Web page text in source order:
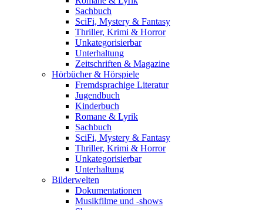
Sachbuch
SciFi, Mystery & Fantasy
Thriller, Krimi & Horror
Unkategorisierbar
Unterhaltung
Zeitschriften & Magazine
Hörbücher & Hörspiele
Fremdsprachige Literatur
Jugendbuch
Kinderbuch
Romane & Lyrik
Sachbuch
SciFi, Mystery & Fantasy
Thriller, Krimi & Horror
Unkategorisierbar
Unterhaltung
Bilderwelten
Dokumentationen
Musikfilme und -shows